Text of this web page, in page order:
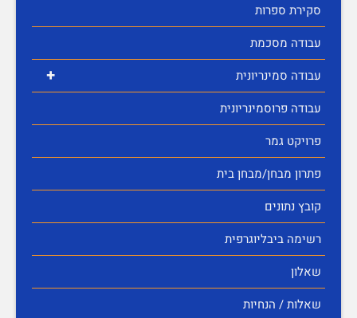
סקירת ספרות
עבודה מסכמת
+
עבודה סמינריונית
עבודה פרוסמינריונית
פרויקט גמר
פתרון מבחן/מבחן בית
קובץ נתונים
רשימה ביבליוגרפית
שאלון
שאלות / הנחיות